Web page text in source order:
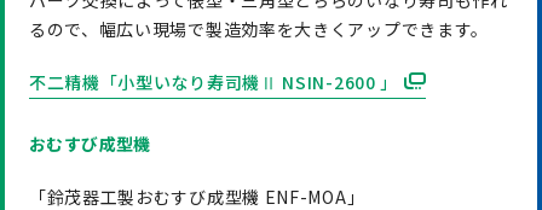
るので、幅広い現場で製造効率を大きくアップできます。
不二精機「小型いなり寿司機Ⅱ NSIN-2600 」
おむすび成型機
「鈴茂器工製おむすび成型機 ENF-MOA」